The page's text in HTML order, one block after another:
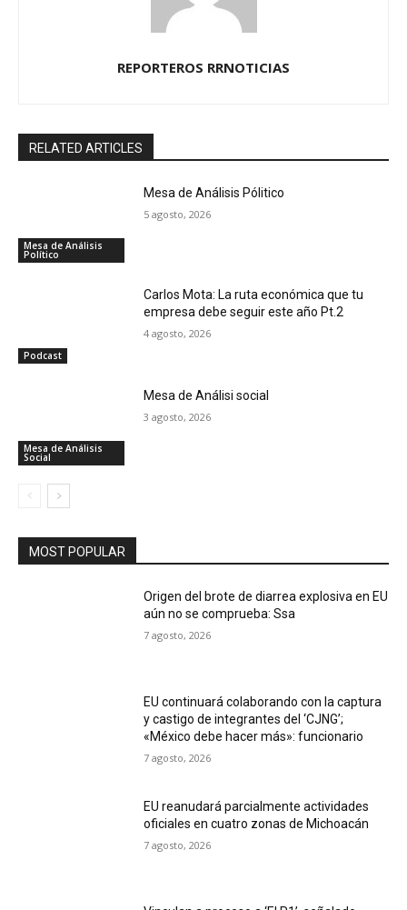
REPORTEROS RRNOTICIAS
RELATED ARTICLES
Mesa de Análisis
Político
Mesa de Análisis Pólitico
5 agosto, 2026
Podcast
Carlos Mota: La ruta económica que tu
empresa debe seguir este año Pt.2
4 agosto, 2026
Mesa de Análisis
Social
Mesa de Análisi social
3 agosto, 2026
MOST POPULAR
Origen del brote de diarrea explosiva en EU
aún no se comprueba: Ssa
7 agosto, 2026
EU continuará colaborando con la captura
y castigo de integrantes del ‘CJNG’;
«México debe hacer más»: funcionario
7 agosto, 2026
EU reanudará parcialmente actividades
oficiales en cuatro zonas de Michoacán
7 agosto, 2026